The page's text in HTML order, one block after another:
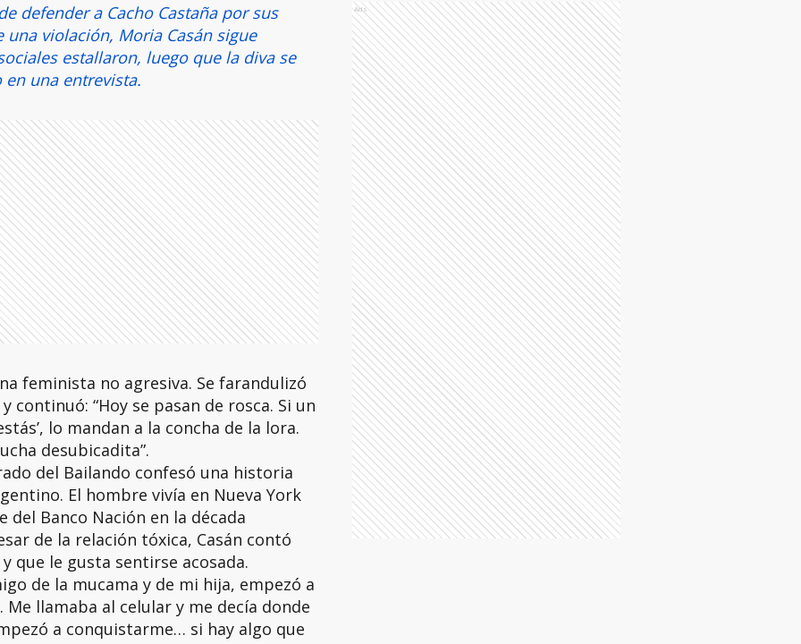
defender a Cacho Castaña por sus
violación, Moria Casán sigue
estallaron, luego que la diva se
una entrevista.
feminista no agresiva. Se farandulizó
continuó: “Hoy se pasan de rosca. Si un
lo mandan a la concha de la lora.
desubicadita”.
del Bailando confesó una historia
El hombre vivía en Nueva York
Banco Nación en la década
de la relación tóxica, Casán contó
que le gusta sentirse acosada.
de la mucama y de mi hija, empezó a
llamaba al celular y me decía donde
a conquistarme… si hay algo que
Ads